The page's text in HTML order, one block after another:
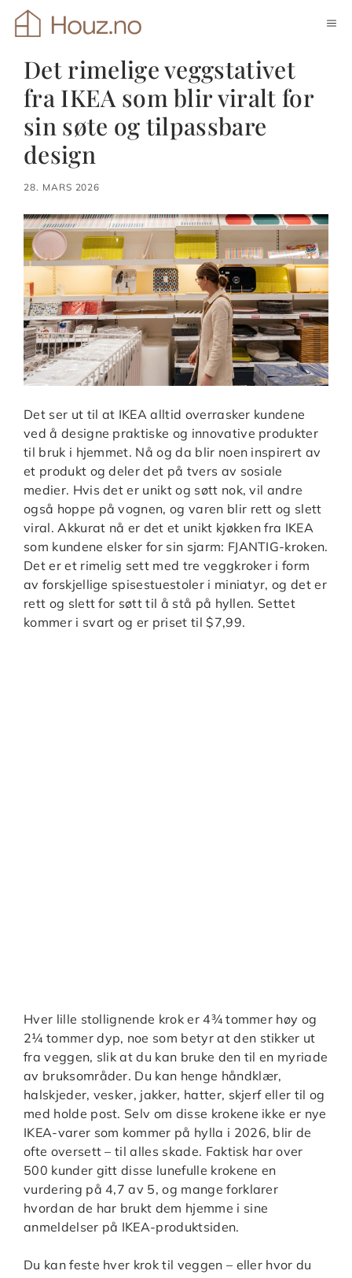
Hopp
Det rimelige veggstativet
fra IKEA som blir viralt for
sin søte og tilpassbare
design
28. MARS 2026
Det ser ut til at IKEA alltid overrasker kundene
ved å designe praktiske og innovative produkter
til bruk i hjemmet. Nå og da blir noen inspirert av
et produkt og deler det på tvers av sosiale
medier. Hvis det er unikt og søtt nok, vil andre
også hoppe på vognen, og varen blir rett og slett
viral. Akkurat nå er det et unikt kjøkken fra IKEA
som kundene elsker for sin sjarm: FJANTIG-kroken.
Det er et rimelig sett med tre veggkroker i form
av forskjellige spisestuestoler i miniatyr, og det er
rett og slett for søtt til å stå på hyllen. Settet
kommer i svart og er priset til $7,99.
Hver lille stollignende krok er 4¾ tommer høy og
2¼ tommer dyp, noe som betyr at den stikker ut
fra veggen, slik at du kan bruke den til en myriade
av bruksområder. Du kan henge håndklær,
halskjeder, vesker, jakker, hatter, skjerf eller til og
med holde post. Selv om disse krokene ikke er nye
IKEA-varer som kommer på hylla i 2026, blir de
ofte oversett – til alles skade. Faktisk har over
500 kunder gitt disse lunefulle krokene en
vurdering på 4,7 av 5, og mange forklarer
hvordan de har brukt dem hjemme i sine
anmeldelser på IKEA-produktsiden.
Du kan feste hver krok til veggen – eller hvor du